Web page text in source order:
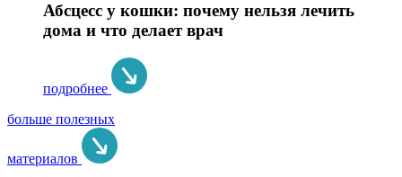
Абсцесс у кошки: почему нельзя лечить
дома и что делает врач
подробнее
больше полезных
материалов